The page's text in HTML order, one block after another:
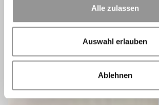
Alle zulassen
Auswahl erlauben
Ablehnen